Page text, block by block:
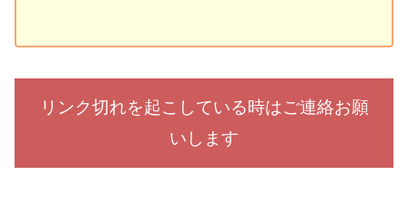
リンク切れを起こしている時はご連絡お願
いします